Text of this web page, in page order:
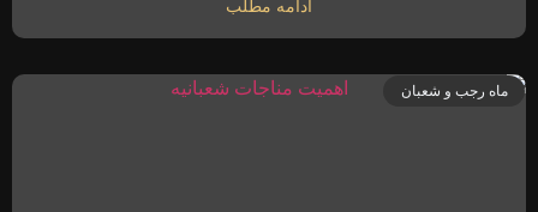
ادامه مطلب
ماه رجب و شعبان